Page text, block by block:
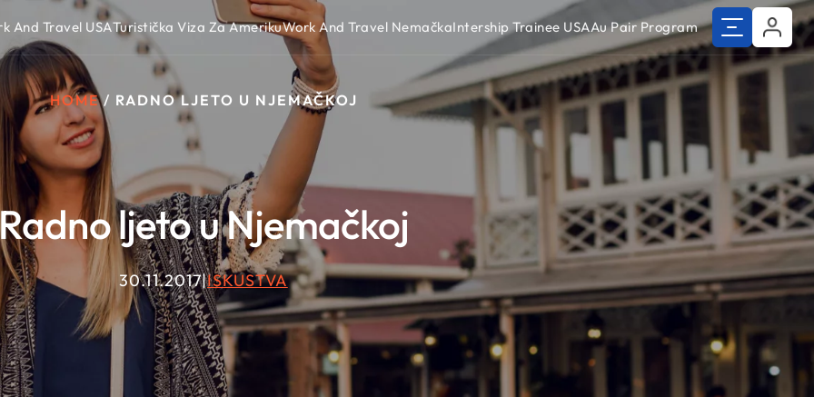
And Travel USATuristička Viza Za AmerikuWork And Travel NemačkaIntership Trainee USAAu Pair Program
HOME/ RADNO LJETO U NJEMAČKOJ
ljeto u Njemačkoj
30.11.2017|ISKUSTVA